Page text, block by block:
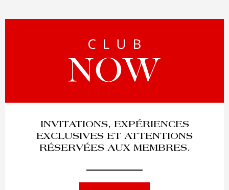
INVITATIONS, EXPÉRIENCES
EXCLUSIVES ET ATTENTIONS
RÉSERVÉES AUX MEMBRES.